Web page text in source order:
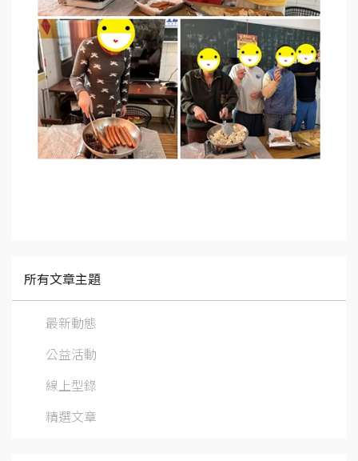
所有文章主題
最新動態
公益活動
線上型錄
精選文章